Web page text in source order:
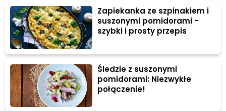
Zapiekanka ze szpinakiem i
suszonymi pomidorami -
szybki i prosty przepis
Śledzie z suszonymi
pomidorami: Niezwykłe
połączenie!